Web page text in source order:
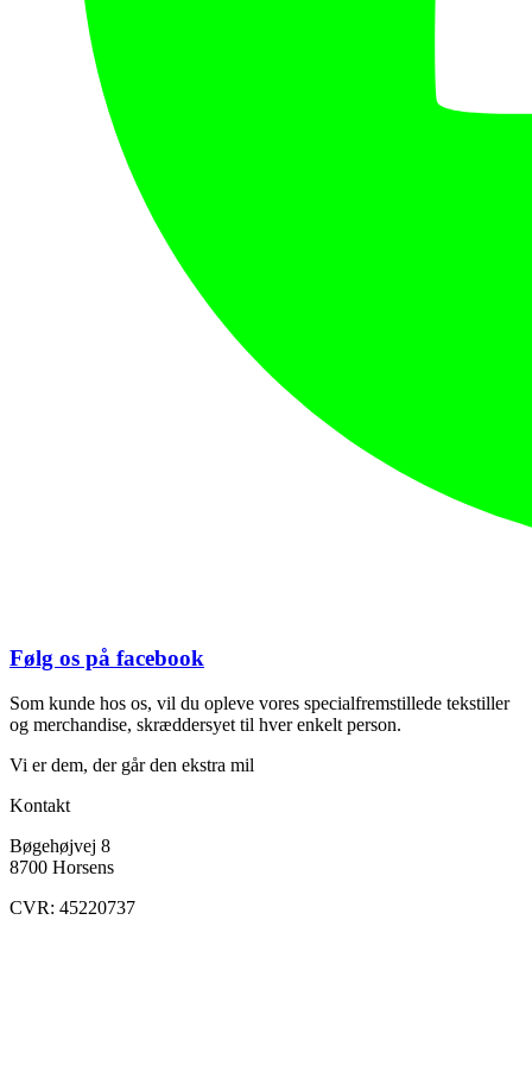
Følg os på facebook
Som kunde hos os, vil du opleve vores specialfremstillede tekstiller
og merchandise, skræddersyet til hver enkelt person.
Vi er dem, der går den ekstra mil
Kontakt
Bøgehøjvej 8
8700 Horsens
CVR: 45220737